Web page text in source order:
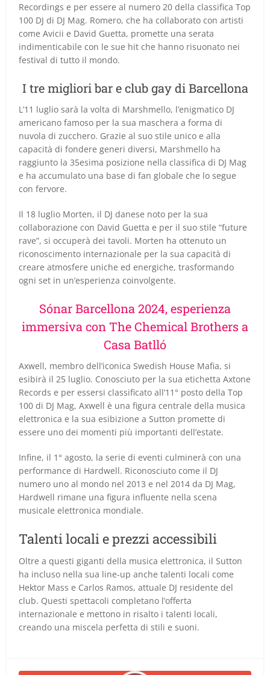
Recordings e per essere al numero 20 della classifica Top
100 DJ di DJ Mag. Romero, che ha collaborato con artisti
come Avicii e David Guetta, promette una serata
indimenticabile con le sue hit che hanno risuonato nei
festival di tutto il mondo.
I tre migliori bar e club gay di Barcellona
L’11 luglio sarà la volta di Marshmello, l’enigmatico DJ
americano famoso per la sua maschera a forma di
nuvola di zucchero. Grazie al suo stile unico e alla
capacità di fondere generi diversi, Marshmello ha
raggiunto la 35esima posizione nella classifica di DJ Mag
e ha accumulato una base di fan globale che lo segue
con fervore.
Il 18 luglio Morten, il DJ danese noto per la sua
collaborazione con David Guetta e per il suo stile “future
rave”, si occuperà dei tavoli. Morten ha ottenuto un
riconoscimento internazionale per la sua capacità di
creare atmosfere uniche ed energiche, trasformando
ogni set in un’esperienza coinvolgente.
Sónar Barcellona 2024, esperienza
immersiva con The Chemical Brothers a
Casa Batlló
Axwell, membro dell’iconica Swedish House Mafia, si
esibirà il 25 luglio. Conosciuto per la sua etichetta Axtone
Records e per essersi classificato all’11° posto della Top
100 di DJ Mag, Axwell è una figura centrale della musica
elettronica e la sua esibizione a Sutton promette di
essere uno dei momenti più importanti dell’estate.
Infine, il 1° agosto, la serie di eventi culminerà con una
performance di Hardwell. Riconosciuto come il DJ
numero uno al mondo nel 2013 e nel 2014 da DJ Mag,
Hardwell rimane una figura influente nella scena
musicale elettronica mondiale.
Talenti locali e prezzi accessibili
Oltre a questi giganti della musica elettronica, il Sutton
ha incluso nella sua line-up anche talenti locali come
Hektor Mass e Carlos Ramos, attuale DJ residente del
club. Questi spettacoli completano l’offerta
internazionale e mettono in risalto i talenti locali,
creando una miscela perfetta di stili e suoni.